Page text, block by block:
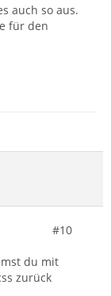
auch so aus.
für den
#10
du mit
zurück